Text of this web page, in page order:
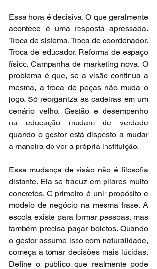
Essa hora é decisiva. O que geralmente
acontece é uma resposta apressada.
Troca de sistema. Troca de coordenador.
Troca de educador. Reforma de espaço
físico. Campanha de marketing nova. O
problema é que, se a visão continua a
mesma, a troca de peças não muda o
jogo. Só reorganiza as cadeiras em um
cenário velho. Gestão e desempenho
na educação mudam de verdade
quando o gestor está disposto a mudar
a maneira de ver a própria instituição.
Essa mudança de visão não é filosofia
distante. Ela se traduz em pilares muito
concretos. O primeiro é unir propósito e
modelo de negócio na mesma frase. A
escola existe para formar pessoas, mas
também precisa pagar boletos. Quando
o gestor assume isso com naturalidade,
começa a tomar decisões mais lúcidas.
Define o público que realmente pode